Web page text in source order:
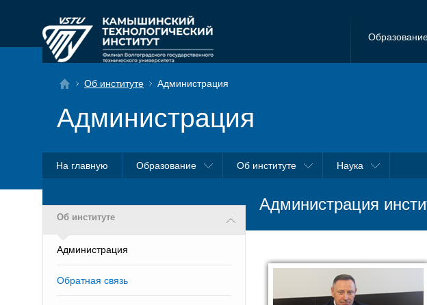
Об институте Администрация
Администрация
На главную Образование Об институте Наука
Об институте
Администрация
Обратная связь
Администрация